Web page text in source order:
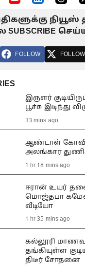
நியூஸ்
FOLLOW FOLLOW
இருளர்
பூச்சு இடிந்து
33 mins ago
ஆண்டாள்
அலங்கார
1 hr 18 mins ago
ஈரான் உயர்
மொஜ்தபா
வீடியோ
1 hr 35 mins ago
கல்லூரி
தங்கியுள்ள
திடீர் சோதனை